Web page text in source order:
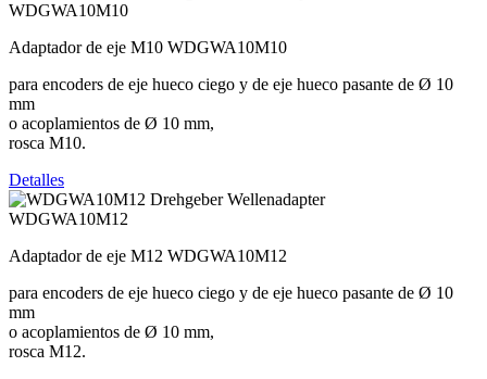
WDGWA10M10
Adaptador de eje M10 WDGWA10M10
para encoders de eje hueco ciego y de eje hueco pasante de Ø 10
mm
o acoplamientos de Ø 10 mm,
rosca M10.
Detalles
WDGWA10M12
Adaptador de eje M12 WDGWA10M12
para encoders de eje hueco ciego y de eje hueco pasante de Ø 10
mm
o acoplamientos de Ø 10 mm,
rosca M12.